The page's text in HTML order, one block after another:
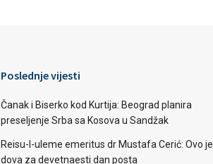
Poslednje vijesti
Čanak i Biserko kod Kurtija: Beograd planira
preseljenje Srba sa Kosova u Sandžak
Reisu-l-uleme emeritus dr Mustafa Cerić: Ovo je
dova za devetnaesti dan posta